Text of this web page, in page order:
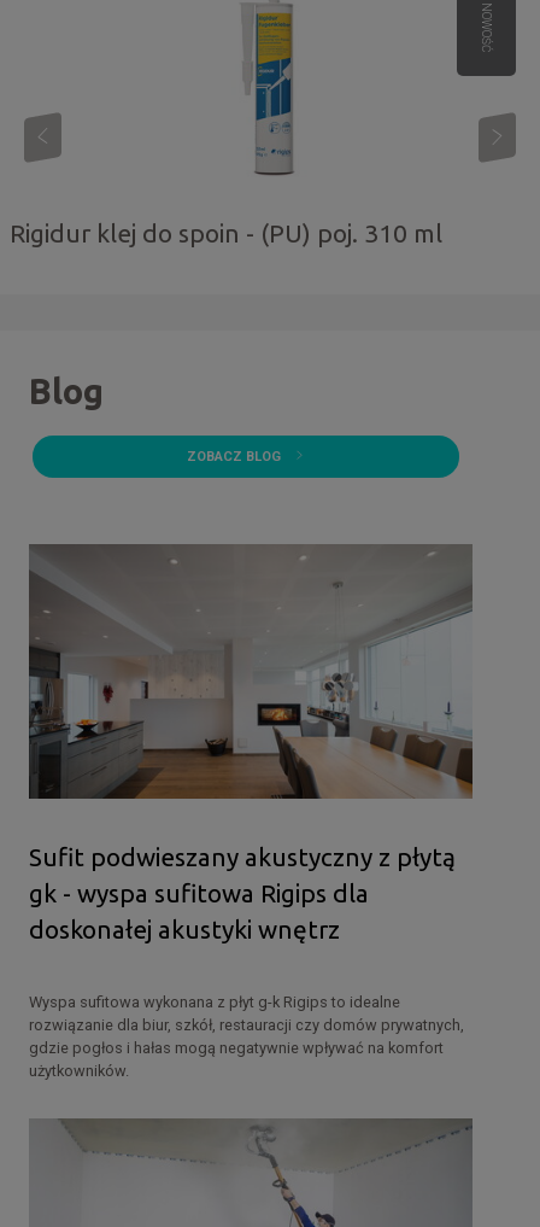
Rigidur klej do spoin - (PU) poj. 310 ml
NOWOŚĆ
Blog
Sufit podwieszany akustyczny z płytą
gk - wyspa sufitowa Rigips dla
doskonałej akustyki wnętrz
Wyspa sufitowa wykonana z płyt g-k Rigips to idealne
rozwiązanie dla biur, szkół, restauracji czy domów prywatnych,
gdzie pogłos i hałas mogą negatywnie wpływać na komfort
użytkowników.
ZOBACZ BLOG